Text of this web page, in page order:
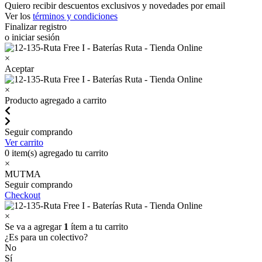
Quiero recibir descuentos exclusivos y novedades por email
Ver los términos y condiciones
Finalizar registro
o iniciar sesión
×
Aceptar
×
Producto agregado a carrito
Seguir comprando
Ver carrito
0 item(s) agregado tu carrito
×
MUTMA
Seguir comprando
Checkout
×
Se va a agregar 1 ítem a tu carrito
¿Es para un colectivo?
No
Sí